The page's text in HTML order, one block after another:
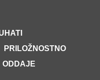
PRILOŽNOSTNO
ODDAJE